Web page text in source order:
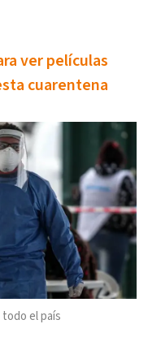
ver películas
cuarentena
todo el país